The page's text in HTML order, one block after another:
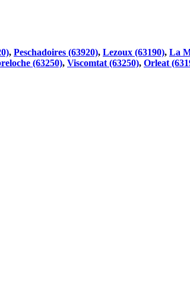
, Peschadoires (63920), Lezoux (63190), La
(63250), Viscomtat (63250), Orleat